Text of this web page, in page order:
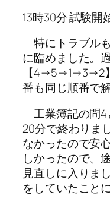
13時30分 試験開
特にトラブル
に臨めました。
【4→5→1→3→2
番も同じ順番で
工業簿記の問4
20分で終わりま
なかったので安
しかったので、
見直しに入りま
をしていたこと